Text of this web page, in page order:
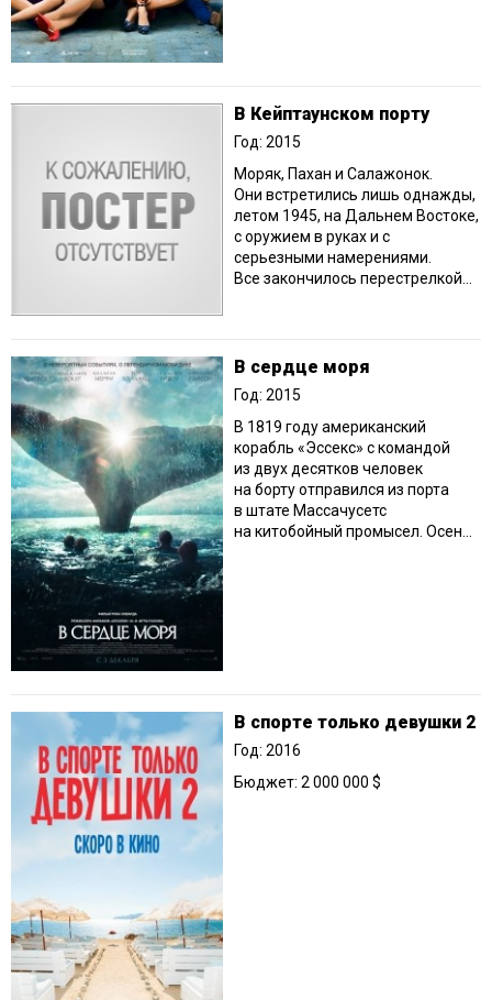
В Кейптаунском порту
Год: 2015
Моряк, Пахан и Салажонок.
Они встретились лишь однажды,
летом 1945, на Дальнем Востоке,
с оружием в руках и с
серьезными намерениями.
Все закончилось перестрелкой...
В сердце моря
Год: 2015
В 1819 году американский
корабль «Эссекс» с командой
из двух десятков человек
на борту отправился из порта
в штате Массачусетс
на китобойный промысел. Осен...
В спорте только девушки 2
Год: 2016
Бюджет: 2 000 000 $